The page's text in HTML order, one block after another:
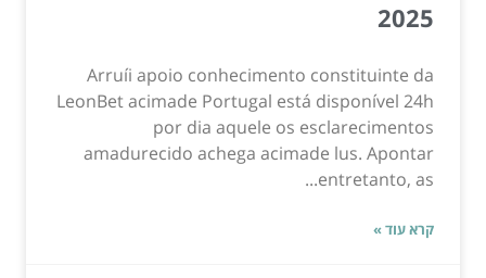
2025
Arruíi apoio conhecimento constituinte da
LeonBet acimade Portugal está disponível 24h
por dia aquele os esclarecimentos
amadurecido achega acimade lus. Apontar
entretanto, as...
קרא עוד »